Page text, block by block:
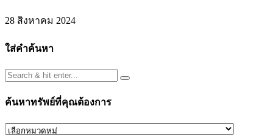
28 สิงหาคม 2024
ใส่คำค้นหา
ค้นหาทรัพย์ที่คุณต้องการ
ค้นหา